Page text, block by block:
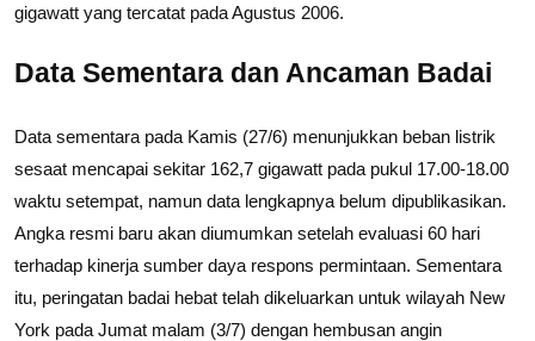
gigawatt yang tercatat pada Agustus 2006.
Data Sementara dan Ancaman Badai
Data sementara pada Kamis (27/6) menunjukkan beban listrik
sesaat mencapai sekitar 162,7 gigawatt pada pukul 17.00-18.00
waktu setempat, namun data lengkapnya belum dipublikasikan.
Angka resmi baru akan diumumkan setelah evaluasi 60 hari
terhadap kinerja sumber daya respons permintaan. Sementara
itu, peringatan badai hebat telah dikeluarkan untuk wilayah New
York pada Jumat malam (3/7) dengan hembusan angin